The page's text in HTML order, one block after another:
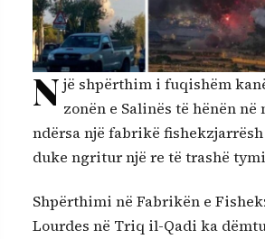
Një shpërthim i fuqishëm
zonën e Salinës të hënën në
ndërsa një fabrikë
duke ngritur një re të trashë
Shpërthimi në Fabrikën e
Lourdes në Triq il-Qadi ka